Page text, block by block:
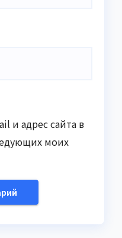
и адрес сайта в
моих